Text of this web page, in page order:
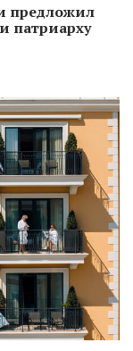
предложил
патриарху